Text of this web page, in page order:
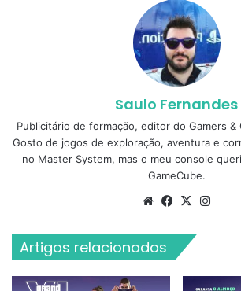
Saulo Fernandes
Publicitário de formação, editor do Gamers &
Gosto de jogos de exploração, aventura e
no Master System, mas o meu console
GameCube.
WebsiteFacebook
X
Artigos relacionados